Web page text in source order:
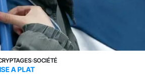
›SOCIÉTÉ
A PLAT